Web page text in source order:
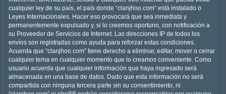
cualquier ley de su país, el país donde “clanjhoo.com” está instalado o
Leyes Internacionales. Hacer eso provocará que sea inmediata y
permanentemente expulsado y, si lo creemos oportuno, con notificación a
su Proveedor de Servicios de Internet. Las direcciones IP de todos los
envíos son registradas como ayuda para reforzar estas condiciones.
Acuerda que “clanjhoo.com” tiene derecho a eliminar, editar, mover o cerrar
cualquier tema en cualquier momento que lo creamos conveniente. Como
usuario acuerda que cualquier información que haya ingresado será
almacenada en una base de datos. Dado que esta información no será
compartida con ninguna tercera parte sin su consentimiento, ni